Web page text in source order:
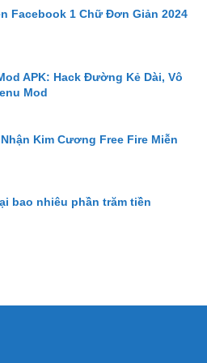
Facebook 1 Chữ Đơn Giản 2024
APK: Hack Đường Kẻ Dài, Vô
Mod
Kim Cương Free Fire Miễn
bao nhiêu phần trăm tiền